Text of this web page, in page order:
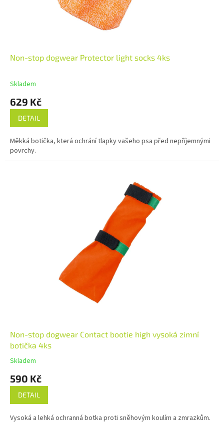
Non-stop dogwear Protector light socks 4ks
Skladem
629 Kč
DETAIL
Měkká botička, která ochrání tlapky vašeho psa před nepříjemnými
povrchy.
Non-stop dogwear Contact bootie high vysoká zimní
botička 4ks
Skladem
590 Kč
DETAIL
Vysoká a lehká ochranná botka proti sněhovým koulím a zmrazkům.